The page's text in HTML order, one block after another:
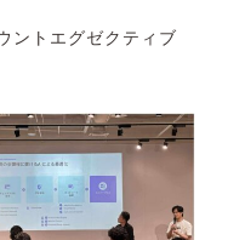
ントエグゼクティブ